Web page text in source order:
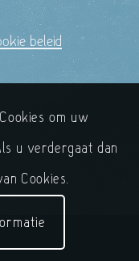
beleid
om uw
u verdergaat dan
Cookies.